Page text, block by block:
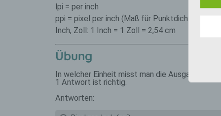
lpi = per inch
ppi = pixel per inch (Maß für Punktdichte/
Inch, Zoll: 1 Inch = 1 Zoll = 2,54 cm
Übung
der
Wir